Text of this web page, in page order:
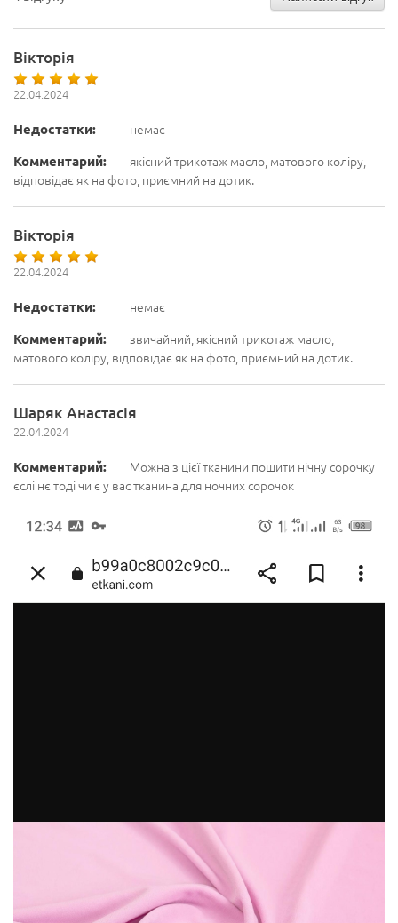
Вікторія
22.04.2024
Недостатки:
немає
Комментарий:
якісний трикотаж масло, матового коліру,
відповідає як на фото, приємний на дотик.
Вікторія
22.04.2024
Недостатки:
немає
Комментарий:
звичайний, якісний трикотаж масло,
матового коліру, відповідає як на фото, приємний на дотик.
Шаряк Анастасія
22.04.2024
Комментарий:
Можна з цієї тканини пошити нічну сорочку
єслі нє тоді чи є у вас тканина для ночних сорочок